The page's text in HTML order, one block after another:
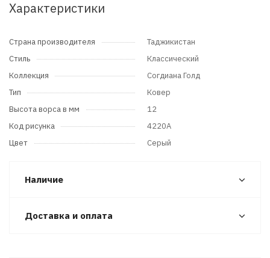
Характеристики
Страна производителя
Таджикистан
Стиль
Классический
Коллекция
Согдиана Голд
Тип
Ковер
Высота ворса в мм
12
Код рисунка
4220A
Цвет
Серый
Наличие
Доставка и оплата